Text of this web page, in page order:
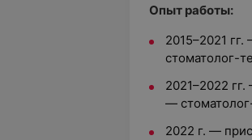
Опыт работы:
2015–2021
стоматолог-
2021–2022
—
2022 г. —